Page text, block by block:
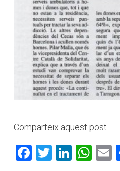
Comparteix aquest post
Facebook
Twitter